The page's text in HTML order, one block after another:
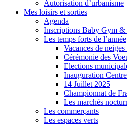
Autorisation d’urbanisme
Mes loisirs et sorties
Agenda
Inscriptions Baby Gym &
Les temps forts de l’année
Vacances de neiges
Cérémonie des
Elections
Inauguration
14 Juillet 2025
Championnat de
Les marchés
Les commerçants
Les espaces verts